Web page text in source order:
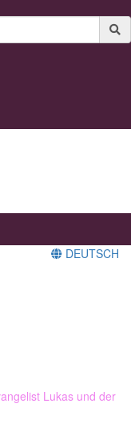
DEUTSCH
Lukas und der